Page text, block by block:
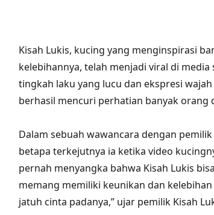
Kisah Lukis, kucing yang menginspirasi
kelebihannya, telah menjadi viral di
tingkah laku yang lucu dan ekspresi
berhasil mencuri perhatian banyak orang
Dalam sebuah wawancara dengan
betapa terkejutnya ia ketika video
pernah menyangka bahwa Kisah Lukis
memang memiliki keunikan dan
jatuh cinta padanya,” ujar pemilik Kisah